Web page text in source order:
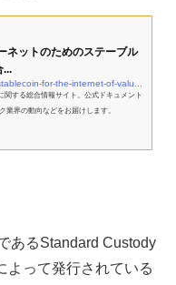
ネットのためのステーブル
...
関する総合情報サイト。公式ドキュメント
業界の動向などをお届けします。
あるStandard Custody
よって発行されている